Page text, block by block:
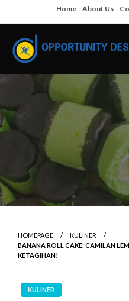
to
content
Home About Us
Opportunity Desk
Empowering Your Path
HOMEPAGE
KULINER
BANANA ROLL CAKE: CAMILAN
KETAGIHAN!
KULINER